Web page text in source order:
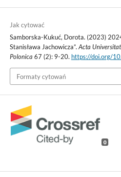
Jak cytować
Samborska-Kukuć, Dorota. (2023)
Stanisława Jachowicza”.Acta
Polonica 67 (2): 9-20. https://doi.org/
Formaty cytowań
0